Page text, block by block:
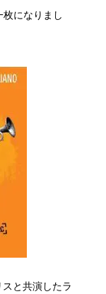
になりまし
と共演したラ